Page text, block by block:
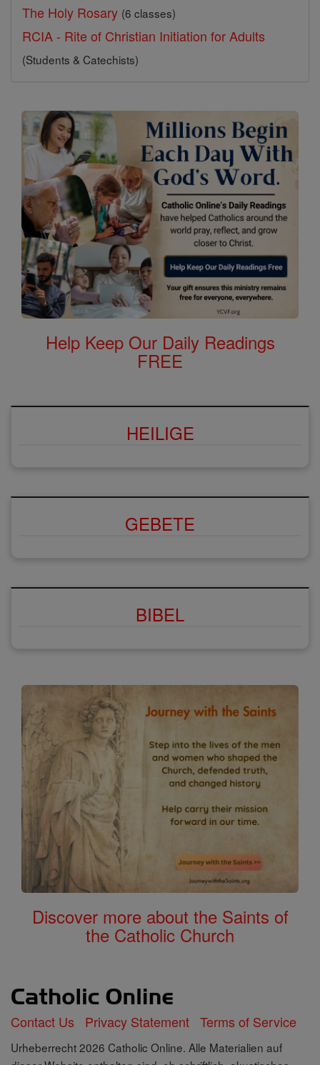
The Holy Rosary (6 classes)
RCIA - Rite of Christian Initiation for Adults
(Students & Catechists)
Help Keep Our Daily Readings
FREE
HEILIGE
GEBETE
BIBEL
Discover more about the Saints of
the Catholic Church
Contact Us Privacy Statement Terms of Service
Urheberrecht 2026 Catholic Online. Alle Materialien auf